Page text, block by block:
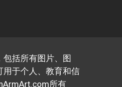
括所有图片、图
用于个人、教育和信
所有